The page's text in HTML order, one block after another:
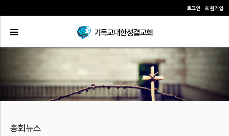
로그인 회원가입